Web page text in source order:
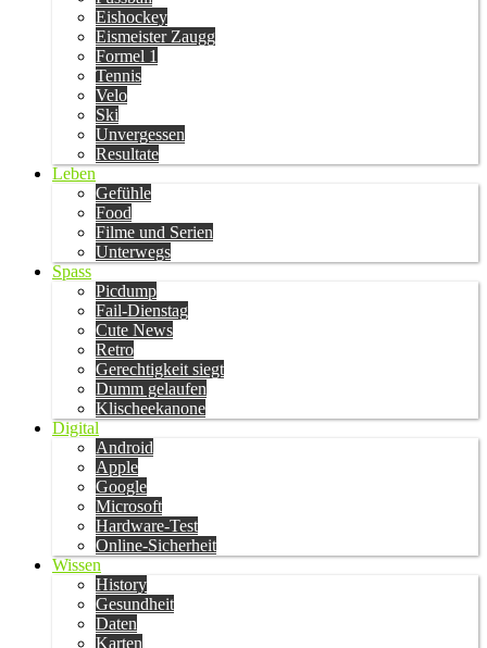
Eishockey
Eismeister Zaugg
Formel 1
Tennis
Velo
Ski
Unvergessen
Resultate
Leben
Gefühle
Food
Filme und Serien
Unterwegs
Spass
Picdump
Fail-Dienstag
Cute News
Retro
Gerechtigkeit siegt
Dumm gelaufen
Klischeekanone
Digital
Android
Apple
Google
Microsoft
Hardware-Test
Online-Sicherheit
Wissen
History
Gesundheit
Daten
Karten